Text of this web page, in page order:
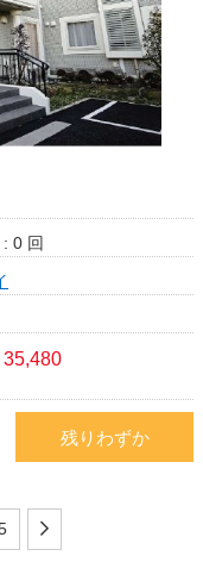
0 回
35,480
残りわずか